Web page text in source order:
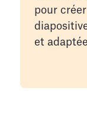
pour
et